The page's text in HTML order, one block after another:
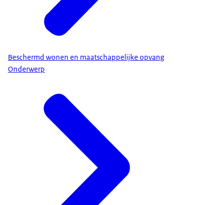
Beschermd wonen en maatschappelijke opvang
Onderwerp